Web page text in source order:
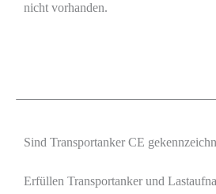
nicht vorhanden.
Sind Transportanker CE
Erfüllen Transportanker und